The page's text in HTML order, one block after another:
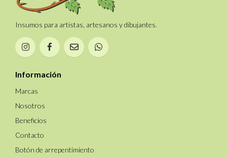
Insumos para artistas, artesanos y dibujantes.
Información
Marcas
Nosotros
Beneficios
Contacto
Botón de arrepentimiento